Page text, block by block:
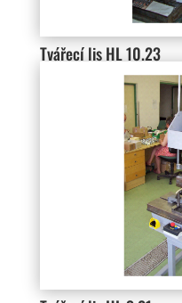
Tvářecí lis HL 10.23